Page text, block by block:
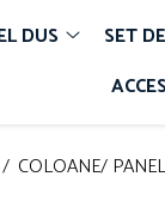
DUS SET
/ COLOANE/